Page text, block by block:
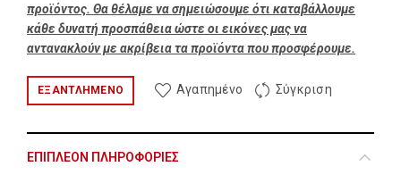
προϊόντος. Θα θέλαμε να σημειώσουμε ότι καταβάλλουμε
κάθε δυνατή προσπάθεια ώστε οι εικόνες μας να
αντανακλούν με ακρίβεια τα προϊόντα που προσφέρουμε.
ΕΞΑΝΤΛΗΜΈΝΟ Αγαπημένο Σύγκριση
ΕΠΙΠΛΈΟΝ ΠΛΗΡΟΦΟΡΊΕΣ